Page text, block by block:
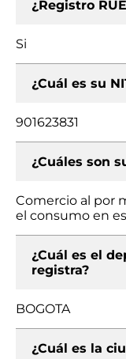
¿Registro
Si
¿Cuál es su
901623831
¿Cuáles son
Comercio al por
el consumo en
¿Cuál es el
registra?
BOGOTA
¿Cuál es la